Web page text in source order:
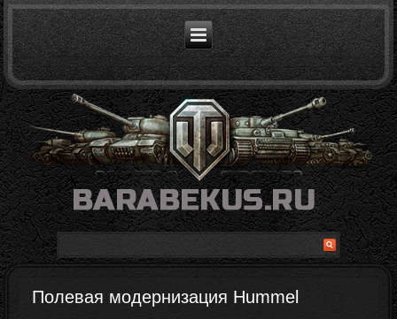
Полевая модернизация Hummel